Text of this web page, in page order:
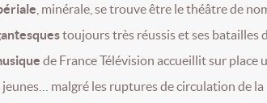
, minérale, se trouve être le théâtre de
toujours très réussis et ses batailles
de France Télévision accueillit sur place
malgré les ruptures de circulation de